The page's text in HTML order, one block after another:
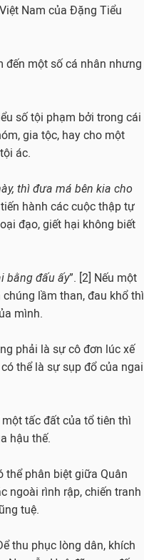
Nam của Đặng Tiểu
đến một số cá nhân nhưng
số tội phạm bởi trong cái
gia tộc, hay cho một
ác.
thì đưa má bên kia cho
hành các cuộc thập tự
đạo, giết hại không biết
bằng đấu ấy”. [2] Nếu một
lầm than, đau khổ thì
mình.
phải là sự cô đơn lúc xế
thể là sự sụp đổ của ngai
tấc đất của tổ tiên thì
hậu thế.
thể phân biệt giữa Quân
ngoài rình rập, chiến tranh
tuệ.
thu phục lòng dân, khích